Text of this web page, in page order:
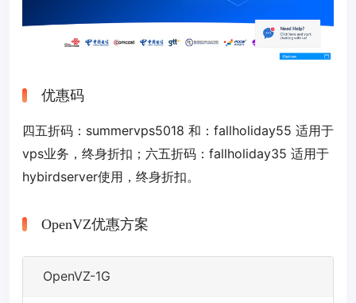
优惠码
四五折码： summervps5018 和： fallholiday55 适用于
vps业务，终身折扣；六五折码： fallholiday35 适用于
hybirdserver使用，终身折扣。
OpenVZ优惠方案
OpenVZ-1G